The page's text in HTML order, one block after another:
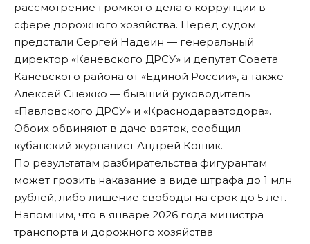
рассмотрение громкого дела о коррупции в
сфере дорожного хозяйства. Перед судом
предстали Сергей Надеин — генеральный
директор «Каневского ДРСУ» и депутат Совета
Каневского района от «Единой России», а также
Алексей Снежко — бывший руководитель
«Павловского ДРСУ» и «Краснодаравтодора».
Обоих обвиняют в даче взяток, сообщил
кубанский журналист Андрей Кошик.
По результатам разбирательства фигурантам
может грозить наказание в виде штрафа до 1 млн
рублей, либо лишение свободы на срок до 5 лет.
Напомним, что в январе 2026 года министра
транспорта и дорожного хозяйства